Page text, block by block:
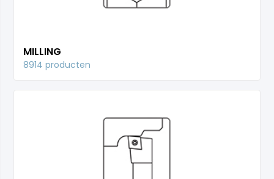
MILLING
8914 producten